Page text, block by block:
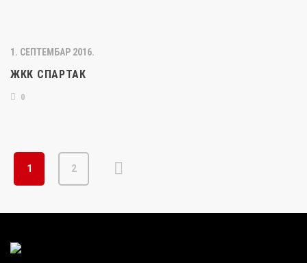
1. СЕПТЕМБАР 2016.
ЖКК СПАРТАК
0
1 2